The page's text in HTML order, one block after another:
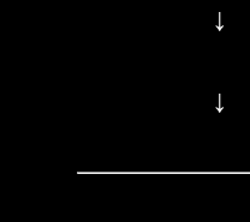
↓
↓